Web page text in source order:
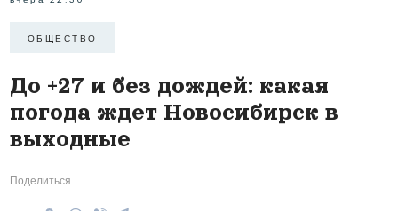
ОБЩЕСТВО
До +27 и без дождей: какая
погода ждет Новосибирск в
выходные
Поделиться